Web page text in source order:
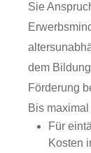
Sie
dem
Förderung
Bis
Für
Kosten